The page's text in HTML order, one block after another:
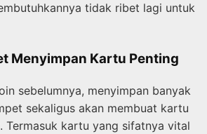
tidak ribet lagi untuk
Menyimpan Kartu Penting
sebelumnya, menyimpan banyak
sekaligus akan membuat kartu
Termasuk kartu yang sifatnya vital